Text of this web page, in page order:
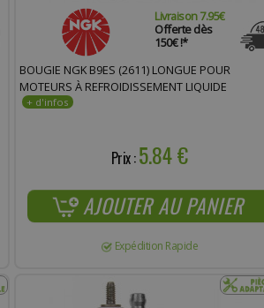
Livraison 7.95€
Offerte dès
150€ !*
BOUGIE NGK B9ES (2611) LONGUE POUR
MOTEURS À REFROIDISSEMENT LIQUIDE
Prix :5.84 €
AJOUTER AU PANIER
Expédition Rapide